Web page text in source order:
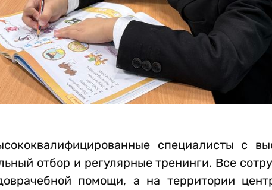
специалисты с
отбор и регулярные тренинги. Все
помощи, а на территории